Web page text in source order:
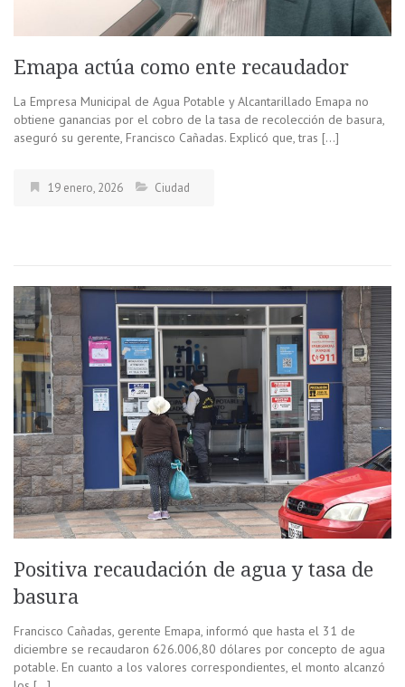
Emapa actúa como ente recaudador
La Empresa Municipal de Agua Potable y Alcantarillado Emapa no
obtiene ganancias por el cobro de la tasa de recolección de basura,
aseguró su gerente, Francisco Cañadas. Explicó que, tras […]
19 enero, 2026 Ciudad
Positiva recaudación de agua y tasa de
basura
Francisco Cañadas, gerente Emapa, informó que hasta el 31 de
diciembre se recaudaron 626.006,80 dólares por concepto de agua
potable. En cuanto a los valores correspondientes, el monto alcanzó